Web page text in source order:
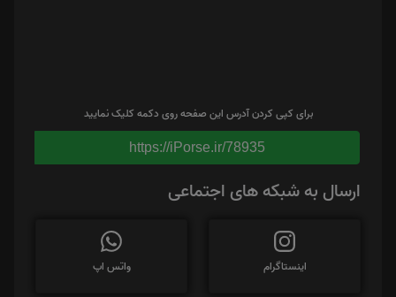
برای کپی کردن آدرس این صفحه روی دکمه کلیک نمایید
https://iPorse.ir/78935
ارسال به شبکه های اجتماعی
اینستاگرام واتس اپ